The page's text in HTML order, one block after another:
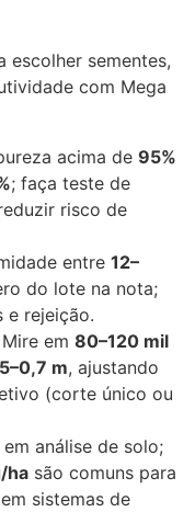
escolher sementes,
com Mega
acima de 95%
; faça teste de
risco de
entre 12–
do lote na nota;
e rejeição.
Mire em 80–120 mil
m, ajustando
(corte único ou
em análise de solo;
ha são comuns para
sistemas de